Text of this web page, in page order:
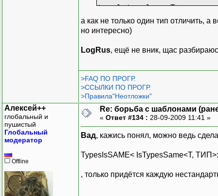
template<class T>
class X
{
{
void
{
}
public:
void Foo()
}
а как не только один тип отличить,
но интересно)
LogRus, ещё не вник, щас
>FAQ ПО ПРОГР.
>ССЫЛКИ ПО ПРОГР.
>Правила"Неотложки"
Алексей++
глобальный и
пушистый
Глобальный
модератор
Offline
Re: борьба с шаблонами
« Ответ #134 : 28-09-2009 11:41 »
Вад, кажись понял, можно ведь
TypesIsSAME< IsTypesSame<T,
, только придётся каждую